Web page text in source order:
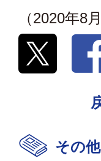
（2020年8
その